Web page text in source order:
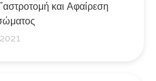
και Αφαίρεση